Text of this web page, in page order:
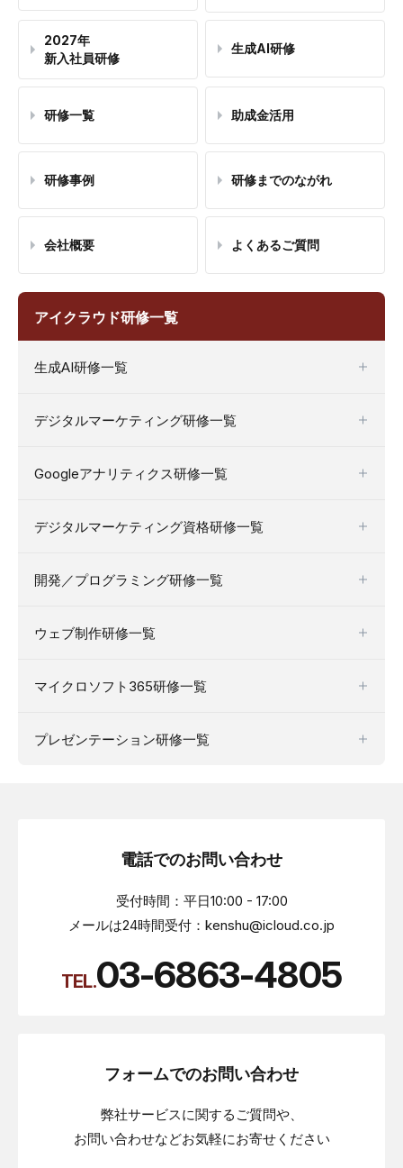
2027年
新入社員研修
生成AI研修
研修一覧 助成金活用
研修事例 研修までのながれ
会社概要 よくあるご質問
アイクラウド研修一覧
生成AI研修一覧
デジタルマーケティング研修一覧
Googleアナリティクス研修一覧
デジタルマーケティング資格研修一覧
開発／プログラミング研修一覧
ウェブ制作研修一覧
マイクロソフト365研修一覧
プレゼンテーション研修一覧
電話でのお問い合わせ
受付時間：平日10:00 - 17:00
メールは24時間受付：kenshu@icloud.co.jp
TEL.03-6863-4805
フォームでのお問い合わせ
弊社サービスに関するご質問や、
お問い合わせなどお気軽にお寄せください